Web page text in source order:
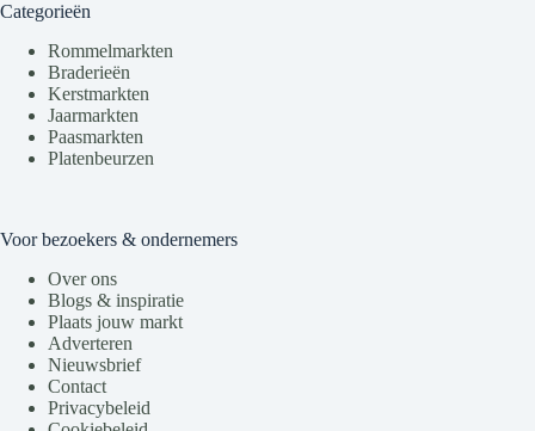
Categorieën
Rommelmarkten
Braderieën
Kerstmarkten
Jaarmarkten
Paasmarkten
Platenbeurzen
Voor bezoekers & ondernemers
Over ons
Blogs & inspiratie
Plaats jouw markt
Adverteren
Nieuwsbrief
Contact
Privacybeleid